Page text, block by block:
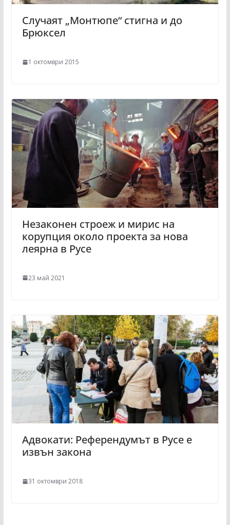
Случаят „Монтюпе“ стигна и до
Брюксел
1 октомври 2015
Незаконен строеж и мирис на
корупция около проекта за нова
леярна в Русе
23 май 2021
Адвокати: Референдумът в Русе е
извън закона
31 октомври 2018